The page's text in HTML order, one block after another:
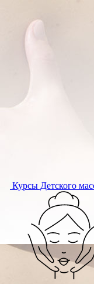
Курсы Детского